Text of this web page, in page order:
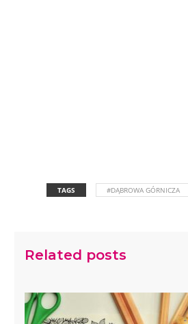
TAGS #DĄBROWA GÓRNICZA
Related posts